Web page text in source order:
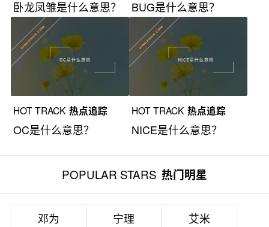
卧龙凤雏是什么意思？ BUG是什么意思？
HOT TRACK 热点追踪
OC是什么意思？
HOT TRACK 热点追踪
NICE是什么意思？
POPULAR STARS 热门明星
邓为 宁理
艾米